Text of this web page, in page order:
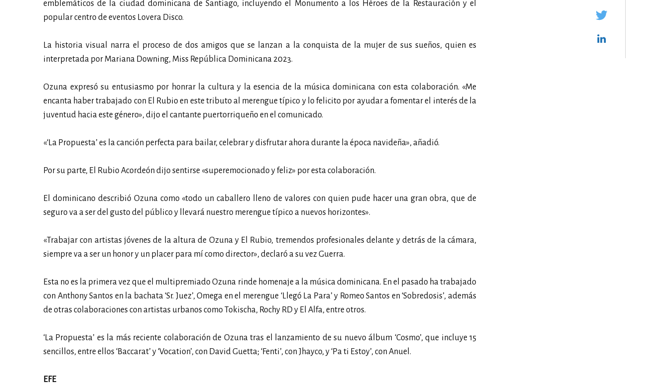
emblemáticos de la ciudad dominicana de Santiago, incluyendo el Monumento a los Héroes de la Restauración y el
popular centro de eventos Lovera Disco.
La historia visual narra el proceso de dos amigos que se lanzan a la conquista de la mujer de sus sueños, quien es
interpretada por Mariana Downing, Miss República Dominicana 2023.
Ozuna expresó su entusiasmo por honrar la cultura y la esencia de la música dominicana con esta colaboración. «Me
encanta haber trabajado con El Rubio en este tributo al merengue típico y lo felicito por ayudar a fomentar el interés de la
juventud hacia este género», dijo el cantante puertorriqueño en el comunicado.
«‘La Propuesta’ es la canción perfecta para bailar, celebrar y disfrutar ahora durante la época navideña», añadió.
Por su parte, El Rubio Acordeón dijo sentirse «superemocionado y feliz» por esta colaboración.
El dominicano describió Ozuna como «todo un caballero lleno de valores con quien pude hacer una gran obra, que de
seguro va a ser del gusto del público y llevará nuestro merengue típico a nuevos horizontes».
«Trabajar con artistas jóvenes de la altura de Ozuna y El Rubio, tremendos profesionales delante y detrás de la cámara,
siempre va a ser un honor y un placer para mí como director», declaró a su vez Guerra.
Esta no es la primera vez que el multipremiado Ozuna rinde homenaje a la música dominicana. En el pasado ha trabajado
con Anthony Santos en la bachata ‘Sr. Juez’, Omega en el merengue ‘Llegó La Para’ y Romeo Santos en ‘Sobredosis’, además
de otras colaboraciones con artistas urbanos como Tokischa, Rochy RD y El Alfa, entre otros.
‘La Propuesta’ es la más reciente colaboración de Ozuna tras el lanzamiento de su nuevo álbum ‘Cosmo’, que incluye 15
sencillos, entre ellos ‘Baccarat’ y ‘Vocation’, con David Guetta; ‘Fenti’, con Jhayco, y ‘Pa ti Estoy’, con Anuel.
EFE